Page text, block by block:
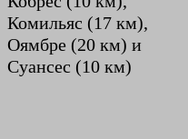
Комильяс (17 км),
Оямбре (20 км) и
Суансес (10 км)